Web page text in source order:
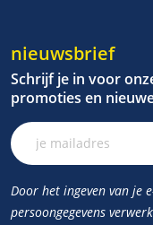
nieuwsbrief
Schrijf je in voor
promoties en
Door het ingeven van je
persoongegevens